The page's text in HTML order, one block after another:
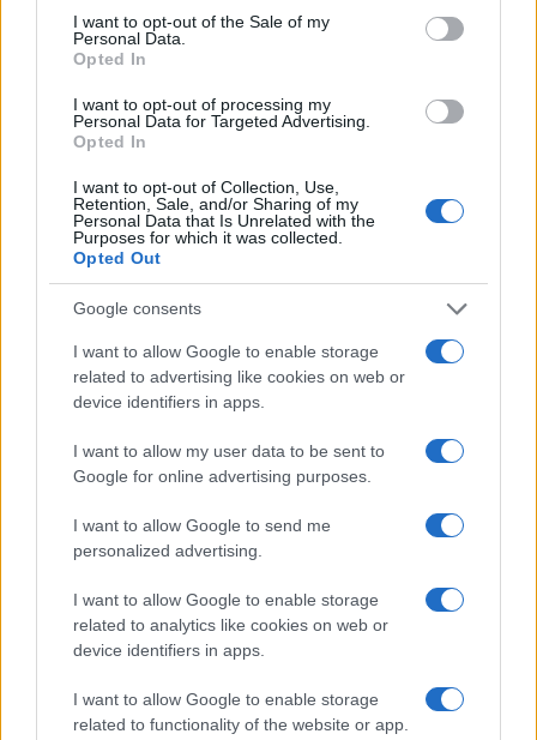
consent section.
I want to opt-out of the Sale of my
Personal Data.
Opted In
I want to opt-out of processing my
Personal Data for Targeted Advertising.
Opted In
I want to opt-out of Collection, Use,
Retention, Sale, and/or Sharing of my
Personal Data that Is Unrelated with the
Purposes for which it was collected.
Opted Out
Google consents
I want to allow Google to enable storage
related to advertising like cookies on web or
device identifiers in apps.
I want to allow my user data to be sent to
Google for online advertising purposes.
I want to allow Google to send me
personalized advertising.
I want to allow Google to enable storage
related to analytics like cookies on web or
device identifiers in apps.
I want to allow Google to enable storage
related to functionality of the website or app.
Como e dintorni
Alessandro Tassinari · 7 Ago 2026
TEMPO LIBERO
Dove vanno gli italiani in vacanza quest’estate: le
mete più gettonate
TEMPO LIBERO